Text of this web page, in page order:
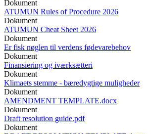
Dokument
ATUMUN Rules of Procedure 2026
Dokument
ATUMUN Cheat Sheet 2026
Dokument
Er fisk nøglen til verdens fødevarebehov
Dokument
Finansiering og iværksætteri
Dokument
Klimaets stemme - bæredygtige muligheder
Dokument
AMENDMENT TEMPLATE.docx
Dokument
Draft resolution guide.pdf
Dokument